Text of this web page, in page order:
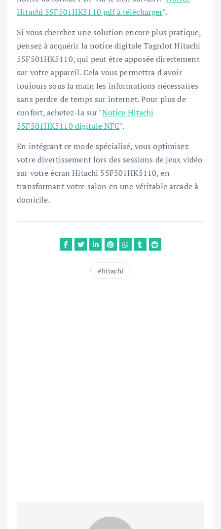
Hitachi 55F501HK5110 pdf à télécharger".
Si vous cherchez une solution encore plus pratique,
pensez à acquérir la notice digitale TagnIot Hitachi
55F501HK5110, qui peut être apposée directement
sur votre appareil. Cela vous permettra d'avoir
toujours sous la main les informations nécessaires
sans perdre de temps sur internet. Pour plus de
confort, achetez-la sur "Notice Hitachi
55F501HK5110 digitale NFC".
En intégrant ce mode spécialisé, vous optimisez
votre divertissement lors des sessions de jeux vidéo
sur votre écran Hitachi 55F501HK5110, en
transformant votre salon en une véritable arcade à
domicile.
hitachi